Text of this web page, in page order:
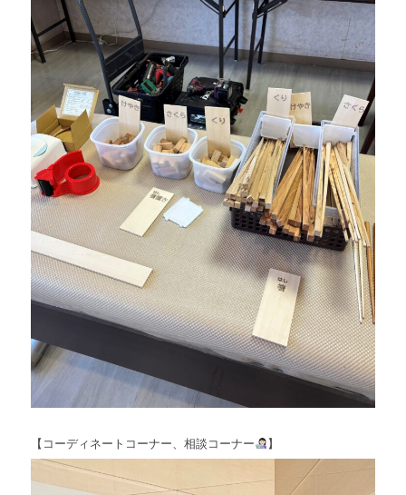
【コーディネートコーナー、相談コーナー 】